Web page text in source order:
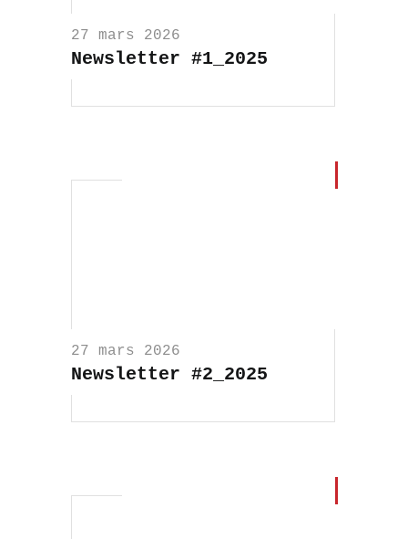
27 mars 2026
Newsletter #1_2025
27 mars 2026
Newsletter #2_2025